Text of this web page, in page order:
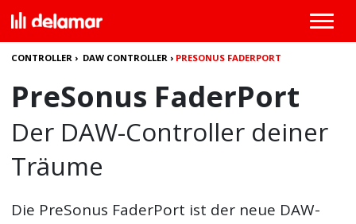
CONTROLLER › DAW CONTROLLER › PRESONUS FADERPORT
PreSonus FaderPort
Der DAW-Controller deiner
Träume
Die PreSonus FaderPort ist der neue DAW-